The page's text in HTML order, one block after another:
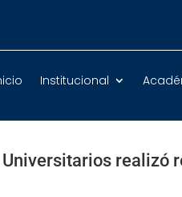
Institucional
realizó